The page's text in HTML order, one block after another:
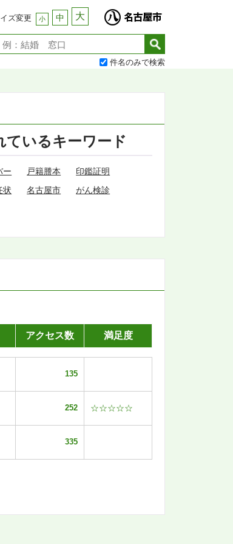
ズ変更 小 中 大
件名のみで検索
ているキーワード
ー 戸籍謄本
印鑑証明
状 名古屋市
がん検診
アクセス数 満足度
135
252 ☆☆☆☆☆
335